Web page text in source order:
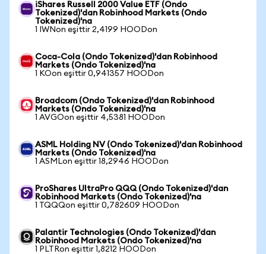
iShares Russell 2000 Value ETF (Ondo
Tokenized)'dan Robinhood Markets (Ondo
Tokenized)'na
1 IWNon eşittir 2,4199 HOODon
Coca-Cola (Ondo Tokenized)'dan Robinhood
Markets (Ondo Tokenized)'na
1 KOon eşittir 0,941357 HOODon
Broadcom (Ondo Tokenized)'dan Robinhood
Markets (Ondo Tokenized)'na
1 AVGOon eşittir 4,5381 HOODon
ASML Holding NV (Ondo Tokenized)'dan Robinhood
Markets (Ondo Tokenized)'na
1 ASMLon eşittir 18,2946 HOODon
ProShares UltraPro QQQ (Ondo Tokenized)'dan
Robinhood Markets (Ondo Tokenized)'na
1 TQQQon eşittir 0,782609 HOODon
Palantir Technologies (Ondo Tokenized)'dan
Robinhood Markets (Ondo Tokenized)'na
1 PLTRon eşittir 1,8212 HOODon